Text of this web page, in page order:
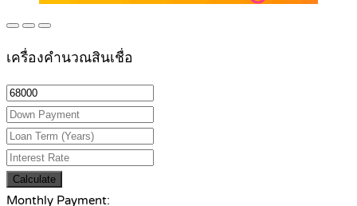
เครื่องคำนวณสินเชื่อ
Calculate
Monthly Payment: